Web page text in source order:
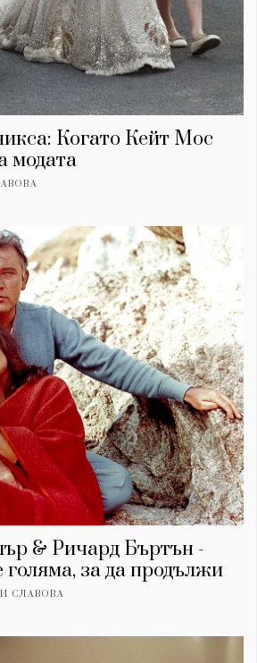
Когато Кейт Мос
модата
& Ричард Бъртън -
за да продължи
СЛАВОВА